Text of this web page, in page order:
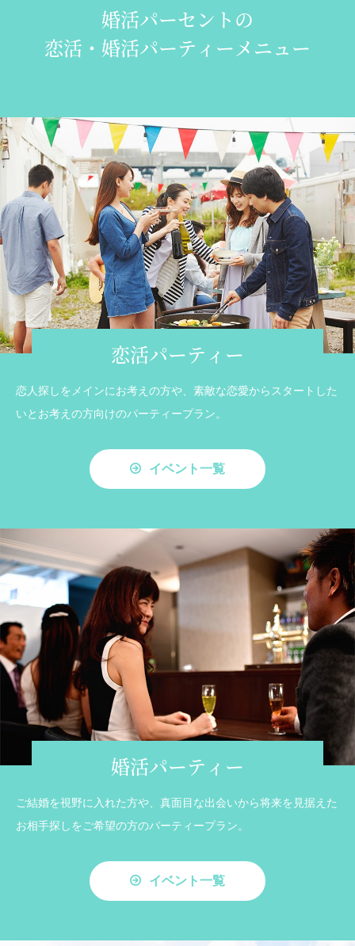
婚活パーセントの
恋活・婚活パーティーメニュー
恋活パーティー
恋人探しをメインにお考えの方や、素敵な恋愛からスタートした
いとお考えの方向けのパーティープラン。
イベント一覧
婚活パーティー
ご結婚を視野に入れた方や、真面目な出会いから将来を見据えた
お相手探しをご希望の方のパーティープラン。
イベント一覧